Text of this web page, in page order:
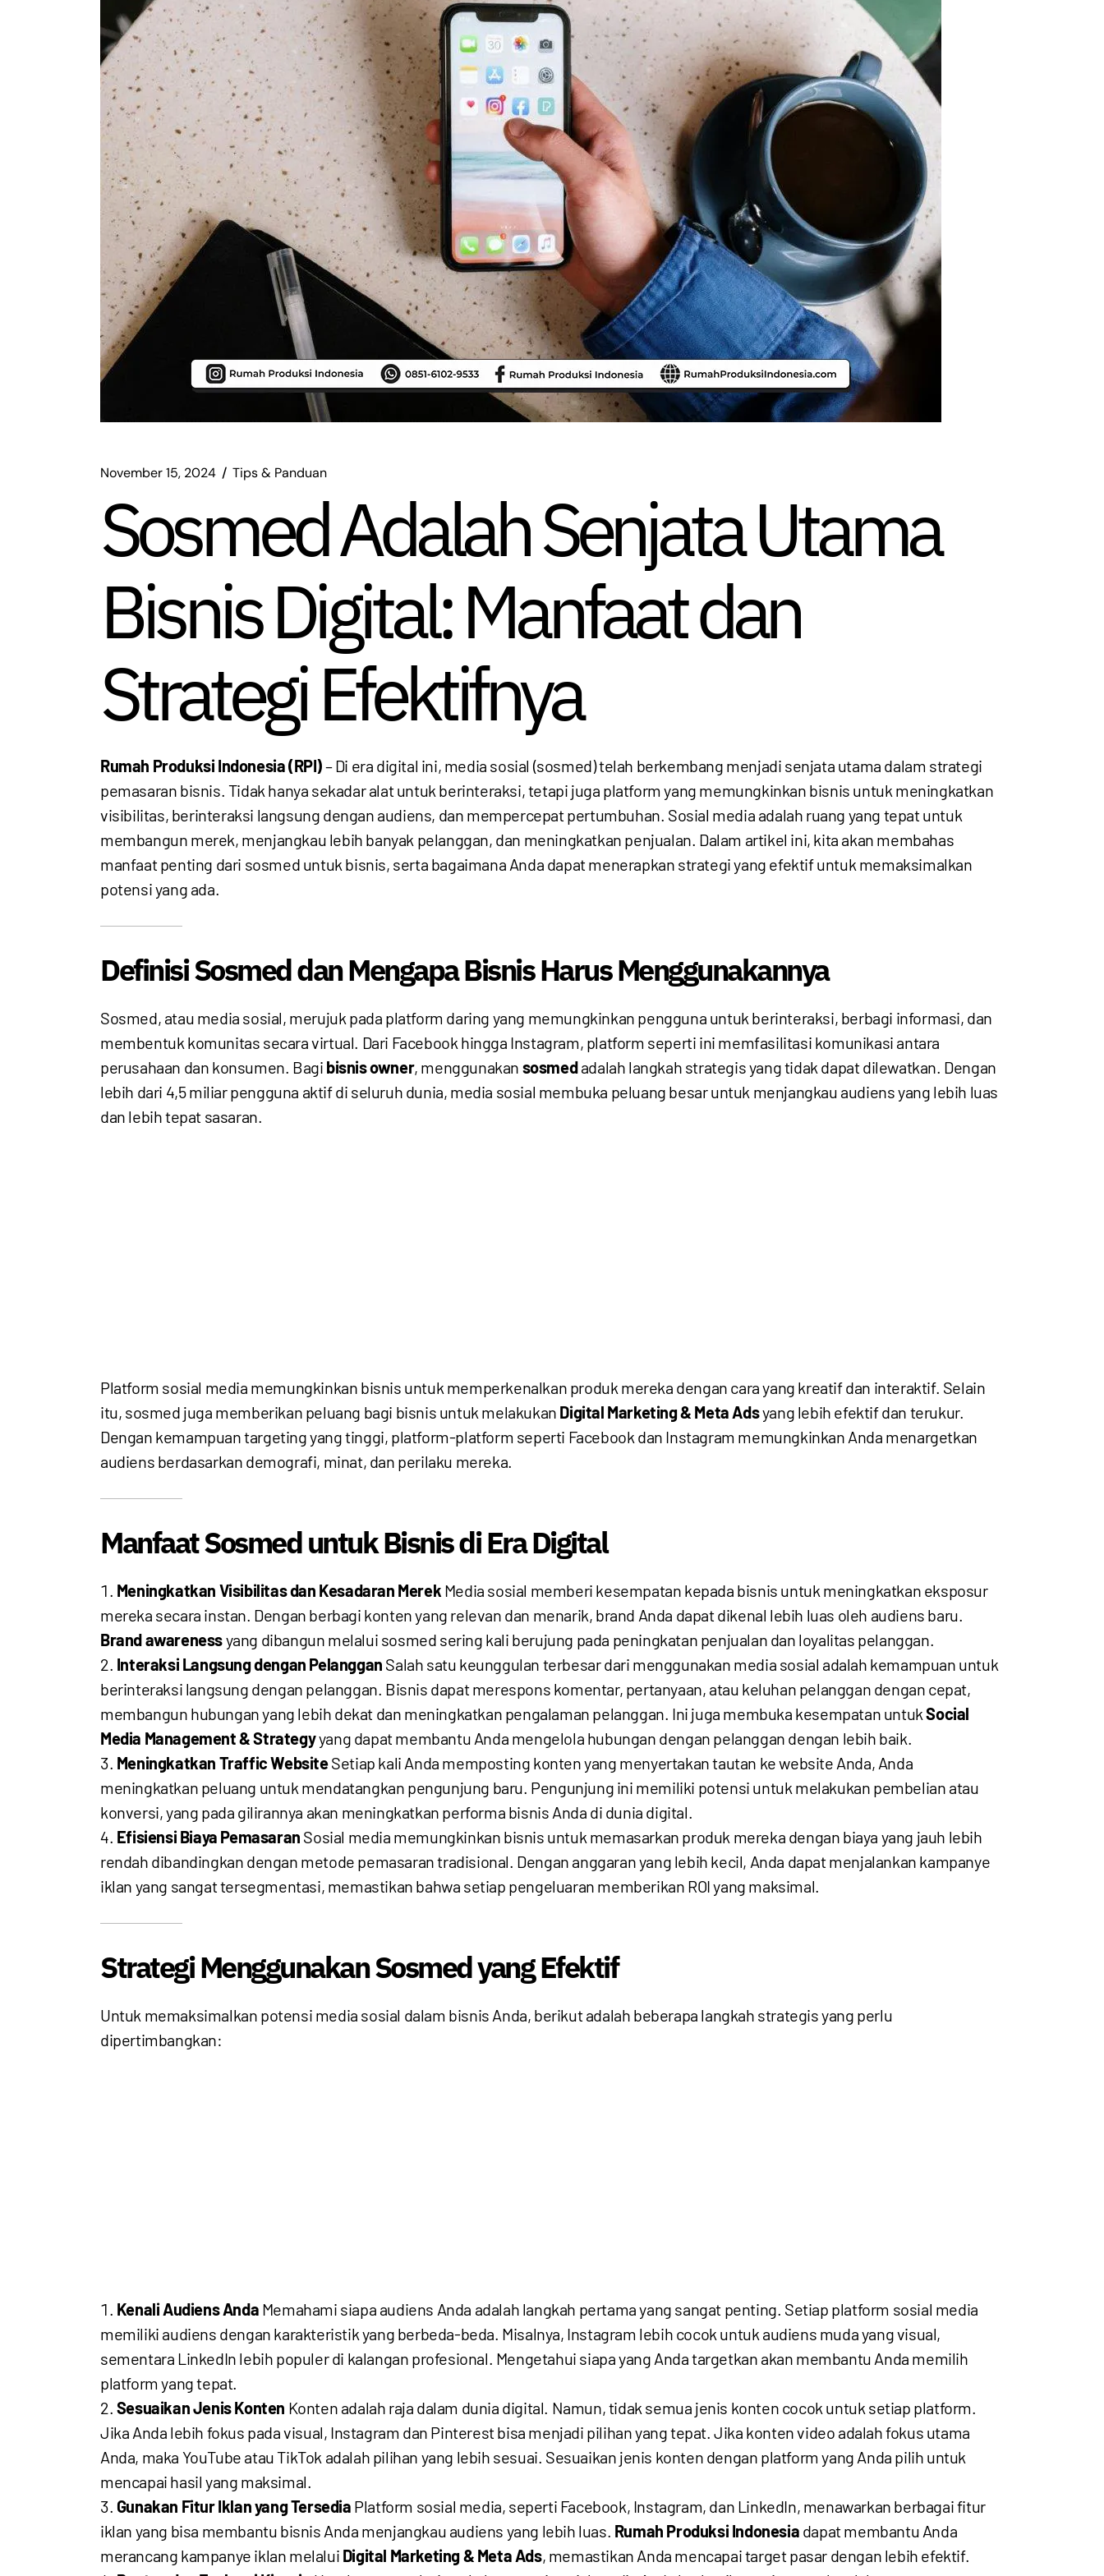
November 15, 2024 Tips & Panduan
Sosmed Adalah Senjata Utama
Bisnis Digital: Manfaat dan
Strategi Efektifnya
Rumah Produksi Indonesia (RPI)– Di era digital ini, media sosial (sosmed) telah berkembang menjadi senjata utama dalam strategi
pemasaran bisnis. Tidak hanya sekadar alat untuk berinteraksi, tetapi juga platform yang memungkinkan bisnis untuk meningkatkan
visibilitas, berinteraksi langsung dengan audiens, dan mempercepat pertumbuhan. Sosial media adalah ruang yang tepat untuk
membangun merek, menjangkau lebih banyak pelanggan, dan meningkatkan penjualan. Dalam artikel ini, kita akan membahas
manfaat penting dari sosmed untuk bisnis, serta bagaimana Anda dapat menerapkan strategi yang efektif untuk memaksimalkan
potensi yang ada.
Definisi Sosmed dan Mengapa Bisnis Harus Menggunakannya
Sosmed, atau media sosial, merujuk pada platform daring yang memungkinkan pengguna untuk berinteraksi, berbagi informasi, dan
membentuk komunitas secara virtual. Dari Facebook hingga Instagram, platform seperti ini memfasilitasi komunikasi antara
perusahaan dan konsumen. Bagi bisnis owner, menggunakan sosmedadalah langkah strategis yang tidak dapat dilewatkan. Dengan
lebih dari 4,5 miliar pengguna aktif di seluruh dunia, media sosial membuka peluang besar untuk menjangkau audiens yang lebih luas
dan lebih tepat sasaran.
Platform sosial media memungkinkan bisnis untuk memperkenalkan produk mereka dengan cara yang kreatif dan interaktif. Selain
itu, sosmed juga memberikan peluang bagi bisnis untuk melakukan Digital Marketing & Meta Adsyang lebih efektif dan terukur.
Dengan kemampuan targeting yang tinggi, platform-platform seperti Facebook dan Instagram memungkinkan Anda menargetkan
audiens berdasarkan demografi, minat, dan perilaku mereka.
Manfaat Sosmed untuk Bisnis di Era Digital
Meningkatkan Visibilitas dan Kesadaran Merek Media sosial memberi kesempatan kepada bisnis untuk meningkatkan eksposur
mereka secara instan. Dengan berbagi konten yang relevan dan menarik, brand Anda dapat dikenal lebih luas oleh audiens baru.
Brand awarenessyang dibangun melalui sosmed sering kali berujung pada peningkatan penjualan dan loyalitas pelanggan.
Interaksi Langsung dengan Pelanggan Salah satu keunggulan terbesar dari menggunakan media sosial adalah kemampuan untuk
berinteraksi langsung dengan pelanggan. Bisnis dapat merespons komentar, pertanyaan, atau keluhan pelanggan dengan cepat,
membangun hubungan yang lebih dekat dan meningkatkan pengalaman pelanggan. Ini juga membuka kesempatan untukSocial
Media Management & Strategyyang dapat membantu Anda mengelola hubungan dengan pelanggan dengan lebih baik.
Meningkatkan Traffic WebsiteSetiap kali Anda memposting konten yang menyertakan tautan ke website Anda, Anda
meningkatkan peluang untuk mendatangkan pengunjung baru. Pengunjung ini memiliki potensi untuk melakukan pembelian atau
konversi, yang pada gilirannya akan meningkatkan performa bisnis Anda di dunia digital.
Efisiensi Biaya Pemasaran Sosial media memungkinkan bisnis untuk memasarkan produk mereka dengan biaya yang jauh lebih
rendah dibandingkan dengan metode pemasaran tradisional. Dengan anggaran yang lebih kecil, Anda dapat menjalankan kampanye
iklan yang sangat tersegmentasi, memastikan bahwa setiap pengeluaran memberikan ROI yang maksimal.
Strategi Menggunakan Sosmed yang Efektif
Untuk memaksimalkan potensi media sosial dalam bisnis Anda, berikut adalah beberapa langkah strategis yang perlu
dipertimbangkan:
Kenali Audiens Anda Memahami siapa audiens Anda adalah langkah pertama yang sangat penting. Setiap platform sosial media
memiliki audiens dengan karakteristik yang berbeda-beda. Misalnya, Instagram lebih cocok untuk audiens muda yang visual,
sementara LinkedIn lebih populer di kalangan profesional. Mengetahui siapa yang Anda targetkan akan membantu Anda memilih
platform yang tepat.
Sesuaikan Jenis Konten Konten adalah raja dalam dunia digital. Namun, tidak semua jenis konten cocok untuk setiap platform.
Jika Anda lebih fokus pada visual, Instagram dan Pinterest bisa menjadi pilihan yang tepat. Jika konten video adalah fokus utama
Anda, maka YouTube atau TikTok adalah pilihan yang lebih sesuai. Sesuaikan jenis konten dengan platform yang Anda pilih untuk
mencapai hasil yang maksimal.
Gunakan Fitur Iklan yang Tersedia Platform sosial media, seperti Facebook, Instagram, dan LinkedIn, menawarkan berbagai fitur
iklan yang bisa membantu bisnis Anda menjangkau audiens yang lebih luas. Rumah Produksi Indonesia dapat membantu Anda
merancang kampanye iklan melalui Digital Marketing & Meta Ads, memastikan Anda mencapai target pasar dengan lebih efektif.